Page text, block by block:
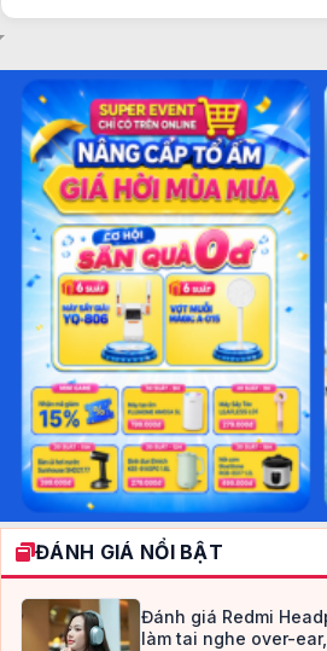
ĐÁNH GIÁ NỔI BẬT
Đánh giá Redmi
làm tai nghe over-